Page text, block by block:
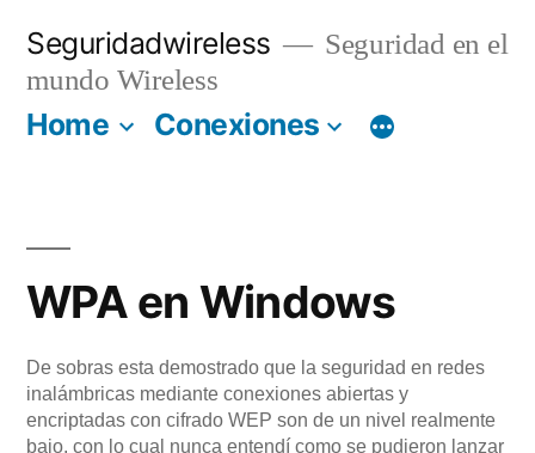
contenido
Seguridadwireless
Seguridad en el
mundo Wireless
Home Conexiones
WPA en Windows
De sobras esta demostrado que la seguridad en redes
inalámbricas mediante conexiones abiertas y
encriptadas con cifrado WEP son de un nivel realmente
bajo, con lo cual nunca entendí como se pudieron lanzar